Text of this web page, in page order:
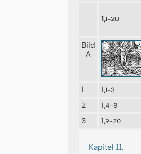
1,1-20
Bild
A
1 1,1-3
2 1,4-8
3 1,9-20
Kapitel II.